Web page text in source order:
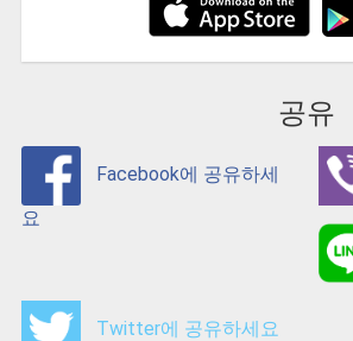
공유
Facebook에 공유하세
요
Twitter에 공유하세요